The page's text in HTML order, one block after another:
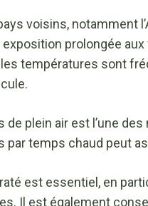
voisins, notamment
prolongée
températures sont
de plein air est l’une
par temps chaud peut
est essentiel, en
Il est également